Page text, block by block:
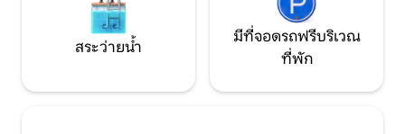
สระว่ายน้ำ
มีที่จอดรถฟรีบริเวณ
ที่พัก